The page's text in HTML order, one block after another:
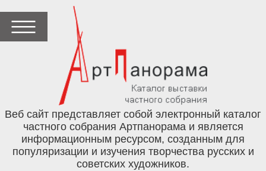
Веб сайт представляет собой электронный каталог
частного собрания Артпанорама и является
информационным ресурсом, созданным для
популяризации и изучения творчества русских и
советских художников.